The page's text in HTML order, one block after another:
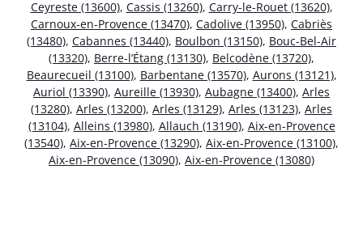
Ceyreste (13600), Cassis (13260), Carry-le-Rouet (13620),
Carnoux-en-Provence (13470), Cadolive (13950), Cabriès
(13480), Cabannes (13440), Boulbon (13150), Bouc-Bel-Air
(13320), Berre-l’Étang (13130), Belcodène (13720),
Beaurecueil (13100), Barbentane (13570), Aurons (13121),
Auriol (13390), Aureille (13930), Aubagne (13400), Arles
(13280), Arles (13200), Arles (13129), Arles (13123), Arles
(13104), Alleins (13980), Allauch (13190), Aix-en-Provence
(13540), Aix-en-Provence (13290), Aix-en-Provence (13100),
Aix-en-Provence (13090), Aix-en-Provence (13080)